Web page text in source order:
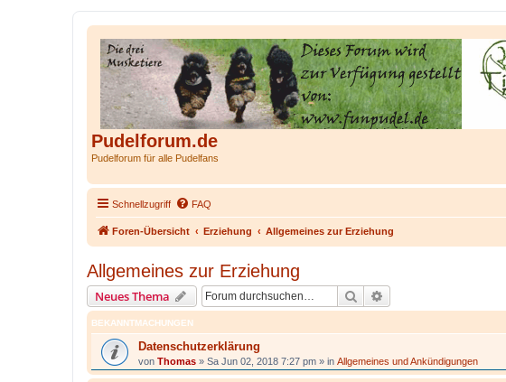
Pudelforum.de
Pudelforum für alle Pudelfans
Schnellzugriff FAQ
Foren-Übersicht Erziehung Allgemeines zur Erziehung
Allgemeines zur Erziehung
Neues Thema Suche
BEKANNTMACHUNGEN
Datenschutzerklärung
von Thomas » Sa Jun 02, 2018 7:27 pm » in Allgemeines und Ankündigungen